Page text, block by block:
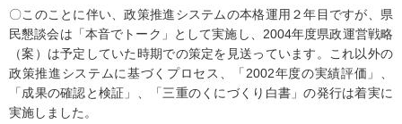
〇このことに伴い、政策推進システムの本格運用２年目ですが、県
民懇談会は「本音でトーク」として実施し、2004年度県政運営戦略
（案）は予定していた時期での策定を見送っています。これ以外の
政策推進システムに基づくプロセス、「2002年度の実績評価」、
「成果の確認と検証」、「三重のくにづくり白書」の発行は着実に
実施しました。